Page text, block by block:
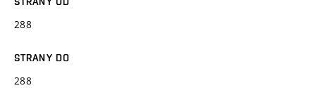
288
STRANY DO
288